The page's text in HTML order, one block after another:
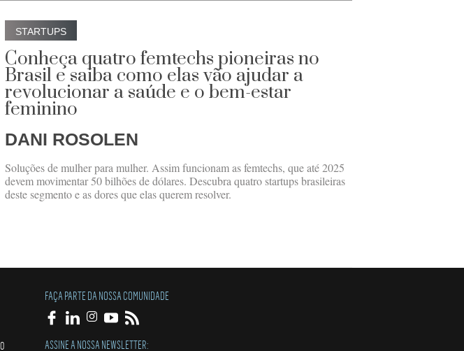
STARTUPS
Conheça quatro femtechs pioneiras no
Brasil e saiba como elas vão ajudar a
revolucionar a saúde e o bem-estar
feminino
DANI ROSOLEN
Soluções de mulher para mulher. Assim funcionam as femtechs, que até 2025
devem movimentar 50 bilhões de dólares. Descubra quatro startups brasileiras
deste segmento e as dores que elas querem resolver.
FAÇA PARTE DA NOSSA COMUNIDADE
ASSINE A NOSSA NEWSLETTER: